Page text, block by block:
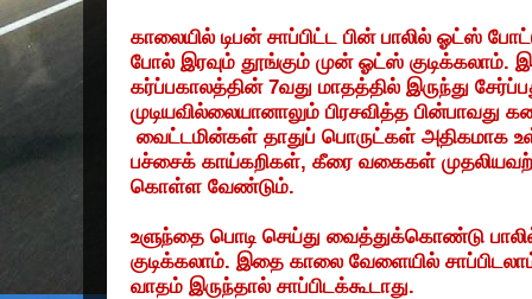
காலையில் டிபன் சாப்பிட்ட பின் பாலில் ஓட்ஸ்
போல் இரவும் தூங்கும் முன் ஓட்ஸ் குடிக்கலாம்.
கர்ப்பகாலத்தின்7வது மாதத்தில் இருந்து
முடியவில்லையானாலும் பிரசவித்த பின்பாவது
வைட்டமின்கள் தாதுப் பொருட்கள் அதிகமாக
பச்சைக் காய்கறிகள், கீரை வகைகள்
கொள்ள வேண்டும்.
உளுந்தை பொடி செய்து வைத்துக்கொண்டு
குடிக்கலாம். இதை காலை வேளையில்
வாதம் இருந்தால் சாப்பிடக்கூடாது.